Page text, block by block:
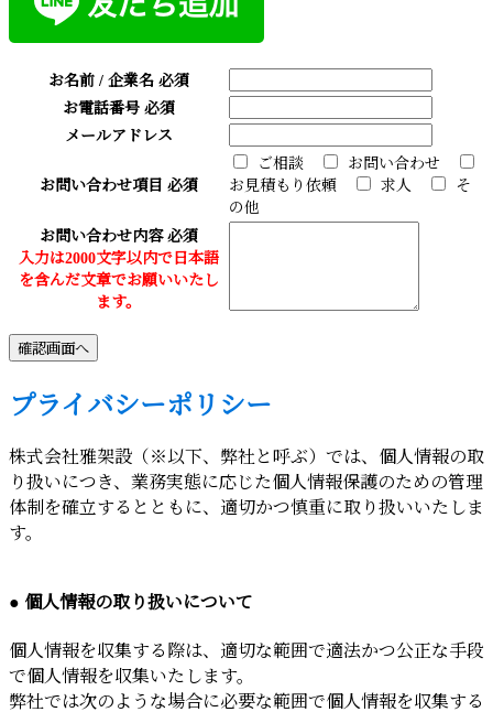
お名前 / 企業名 必須
お電話番号 必須
メールアドレス
お問い合わせ項目 必須
ご相談
お問い合わせ
お見積もり依頼
求人
そ
の他
お問い合わせ内容 必須
入力は2000文字以内で日本語
を含んだ文章でお願いいたし
ます。
プライバシーポリシー
株式会社雅架設（※以下、弊社と呼ぶ）では、個人情報の取
り扱いにつき、業務実態に応じた個人情報保護のための管理
体制を確立するとともに、適切かつ慎重に取り扱いいたしま
す。
● 個人情報の取り扱いについて
個人情報を収集する際は、適切な範囲で適法かつ公正な手段
で個人情報を収集いたします。
弊社では次のような場合に必要な範囲で個人情報を収集する